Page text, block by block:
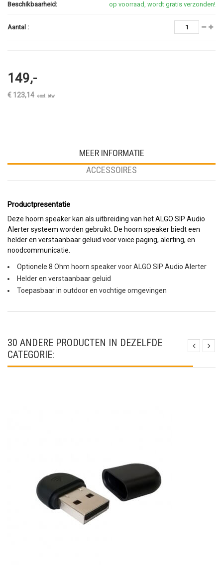
Beschikbaarheid: op voorraad, wordt gratis verzonden!
Aantal :
149,-
€ 123,14 excl. btw
MEER INFORMATIE
ACCESSOIRES
Productpresentatie
Deze hoorn speaker kan als uitbreiding van het ALGO SIP Audio
Alerter systeem worden gebruikt. De hoorn speaker biedt een
helder en verstaanbaar geluid voor voice paging, alerting, en
noodcommunicatie.
Optionele 8 Ohm hoorn speaker voor ALGO SIP Audio Alerter
Helder en verstaanbaar geluid
Toepasbaar in outdoor en vochtige omgevingen
30 ANDERE PRODUCTEN IN DEZELFDE
CATEGORIE: